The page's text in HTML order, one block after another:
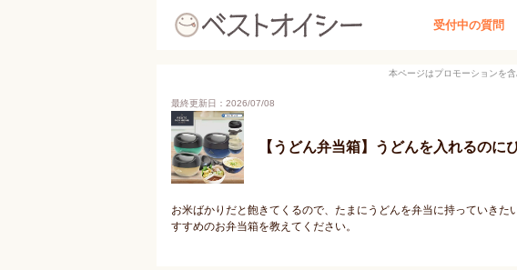
受付中の質問
本ページはプロモーションを
最終更新日：2026/07/08
【うどん弁当箱】うどんを入れるのに
お米ばかりだと飽きてくるので、たまにうどんを弁当に持っていき
すすめのお弁当箱を教えてください。